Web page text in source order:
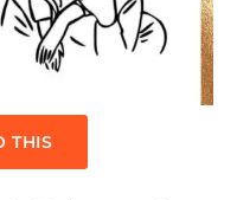
THIS